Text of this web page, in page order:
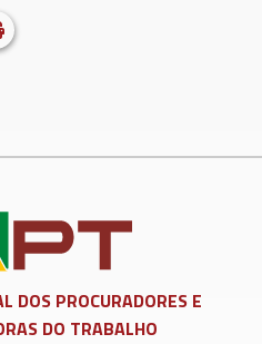
Imprimir matéria
DOS PROCURADORES E
DO TRABALHO